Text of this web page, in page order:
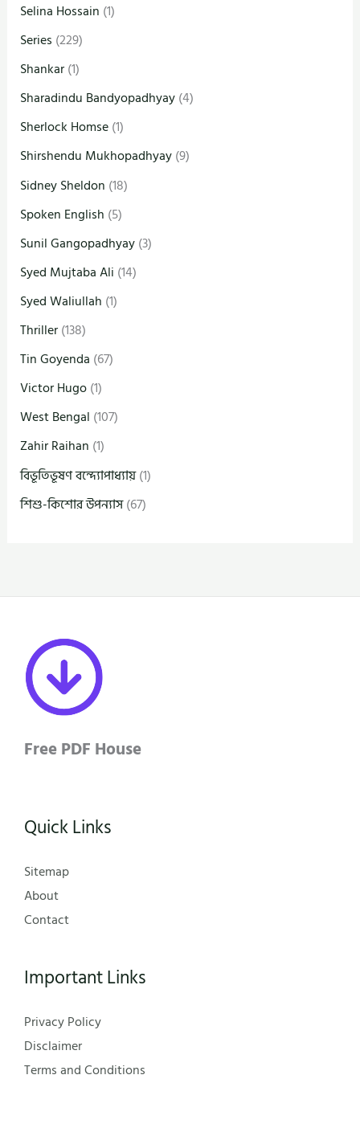
Selina Hossain (1)
Series (229)
Shankar(1)
Sharadindu Bandyopadhyay(4)
Sherlock Homse(1)
Shirshendu Mukhopadhyay(9)
Sidney Sheldon (18)
Spoken English (5)
Sunil Gangopadhyay(3)
Syed Mujtaba Ali (14)
Syed Waliullah (1)
Thriller(138)
Tin Goyenda (67)
Victor Hugo(1)
West Bengal (107)
Zahir Raihan (1)
বিভূতিভূষণ বন্দ্যোপাধ্যায়(1)
শিশু-কিশোর উপন্যাস(67)
Free PDF House
Quick Links
Sitemap
About
Contact
Important Links
Privacy Policy
Disclaimer
Terms and Conditions